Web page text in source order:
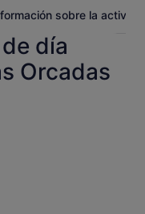
sobre la
día
Orcadas